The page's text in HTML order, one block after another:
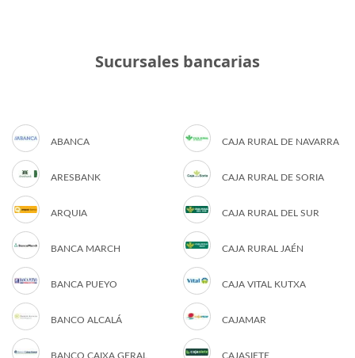
Sucursales bancarias
ABANCA
ARESBANK
ARQUIA
BANCA MARCH
BANCA PUEYO
BANCO ALCALÁ
BANCO CAIXA GERAL
CAJA RURAL DE NAVARRA
CAJA RURAL DE SORIA
CAJA RURAL DEL SUR
CAJA RURAL JAÉN
CAJA VITAL KUTXA
CAJAMAR
CAJASIETE